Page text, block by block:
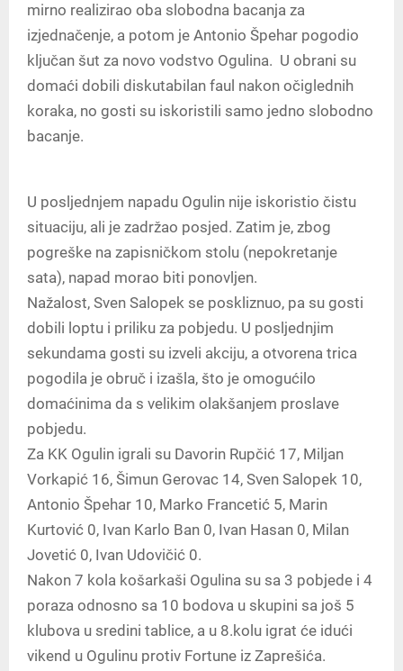
mirno realizirao oba slobodna bacanja za
izjednačenje, a potom je Antonio Špehar pogodio
ključan šut za novo vodstvo Ogulina. U obrani su
domaći dobili diskutabilan faul nakon očiglednih
koraka, no gosti su iskoristili samo jedno slobodno
bacanje.
U posljednjem napadu Ogulin nije iskoristio čistu
situaciju, ali je zadržao posjed. Zatim je, zbog
pogreške na zapisničkom stolu (nepokretanje
sata), napad morao biti ponovljen.
Nažalost, Sven Salopek se poskliznuo, pa su gosti
dobili loptu i priliku za pobjedu. U posljednjim
sekundama gosti su izveli akciju, a otvorena trica
pogodila je obruč i izašla, što je omogućilo
domaćinima da s velikim olakšanjem proslave
pobjedu.
Za KK Ogulin igrali su Davorin Rupčić 17, Miljan
Vorkapić 16, Šimun Gerovac 14, Sven Salopek 10,
Antonio Špehar 10, Marko Francetić 5, Marin
Kurtović 0, Ivan Karlo Ban 0, Ivan Hasan 0, Milan
Jovetić 0, Ivan Udovičić 0.
Nakon 7 kola košarkaši Ogulina su sa 3 pobjede i 4
poraza odnosno sa 10 bodova u skupini sa još 5
klubova u sredini tablice, a u 8.kolu igrat će idući
vikend u Ogulinu protiv Fortune iz Zaprešića.